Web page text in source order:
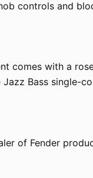
controls and
comes with a
Bass single-
of Fender